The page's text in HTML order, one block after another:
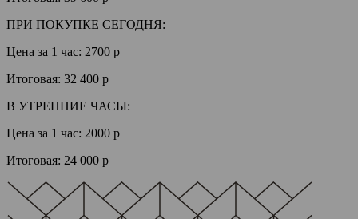
ПРИ ПОКУПКЕ СЕГОДНЯ:
Цена за 1 час: 2700 р
Итоговая: 32 400 р
В УТРЕННИЕ ЧАСЫ:
Цена за 1 час: 2000 р
Итоговая: 24 000 р